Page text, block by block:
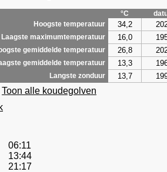
°C
Hoogste temperatuur
34,2
Laagste maximumtemperatuur 16,0
gemiddelde temperatuur 26,8
gemiddelde temperatuur 13,3
Langste zonduur 13,7
Toon alle koudegolven
06:11
13:44
21:17